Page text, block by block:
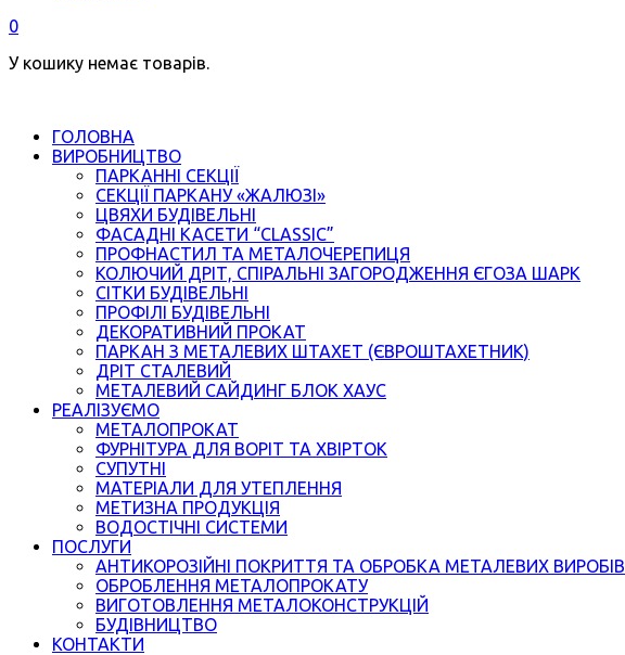
0
У кошику немає товарів.
ГОЛОВНА
ВИРОБНИЦТВО
ПАРКАННІ СЕКЦІЇ
СЕКЦІЇ ПАРКАНУ «ЖАЛЮЗІ»
ЦВЯХИ БУДІВЕЛЬНІ
ФАСАДНІ КАСЕТИ “CLASSIC”
ПРОФНАСТИЛ ТА МЕТАЛОЧЕРЕПИЦЯ
КОЛЮЧИЙ ДРІТ, СПІРАЛЬНІ ЗАГОРОДЖЕННЯ ЄГОЗА ШАРК
СІТКИ БУДІВЕЛЬНІ
ПРОФІЛІ БУДІВЕЛЬНІ
ДЕКОРАТИВНИЙ ПРОКАТ
ПАРКАН З МЕТАЛЕВИХ ШТАХЕТ (ЄВРОШТАХЕТНИК)
ДРІТ СТАЛЕВИЙ
МЕТАЛЕВИЙ САЙДИНГ БЛОК ХАУС
РЕАЛІЗУЄМО
МЕТАЛОПРОКАТ
ФУРНІТУРА ДЛЯ ВОРІТ ТА ХВІРТОК
СУПУТНІ
МАТЕРІАЛИ ДЛЯ УТЕПЛЕННЯ
МЕТИЗНА ПРОДУКЦІЯ
ВОДОСТІЧНІ СИСТЕМИ
ПОСЛУГИ
АНТИКОРОЗІЙНІ ПОКРИТТЯ ТА ОБРОБКА МЕТАЛЕВИХ ВИРОБІВ
ОБРОБЛЕННЯ МЕТАЛОПРОКАТУ
ВИГОТОВЛЕННЯ МЕТАЛОКОНСТРУКЦІЙ
БУДІВНИЦТВО
КОНТАКТИ